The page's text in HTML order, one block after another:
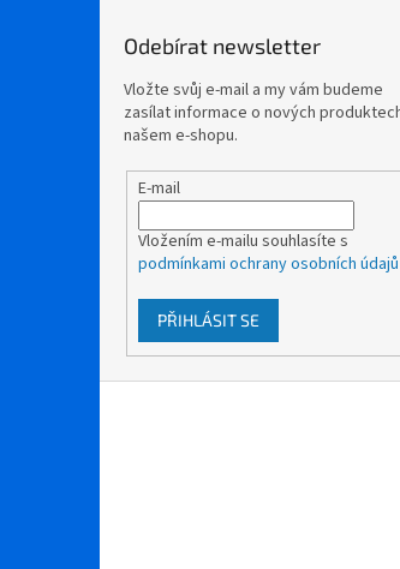
Odebírat newsletter
Vložte svůj e-mail a my vám budeme
zasílat informace o nových
našem e-shopu.
E-mail
Vložením e-mailu souhlasíte s
podmínkami ochrany osobních údajů
PŘIHLÁSIT SE